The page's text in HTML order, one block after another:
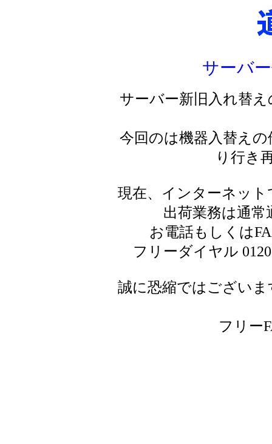
サーバ
サーバー新旧入れ替
今回のは機器入替え
り行き
現在、インターネッ
出荷業務は通
お電話もしくは
フリーダイヤル
誠に恐縮ではござい
フリー